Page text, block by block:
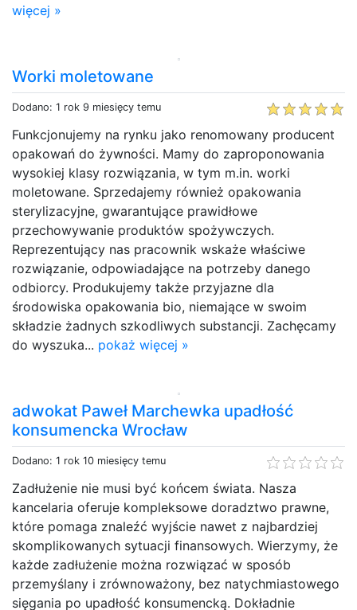
więcej »
Worki moletowane
Dodano: 1 rok 9 miesięcy temu
Funkcjonujemy na rynku jako renomowany producent
opakowań do żywności. Mamy do zaproponowania
wysokiej klasy rozwiązania, w tym m.in. worki
moletowane. Sprzedajemy również opakowania
sterylizacyjne, gwarantujące prawidłowe
przechowywanie produktów spożywczych.
Reprezentujący nas pracownik wskaże właściwe
rozwiązanie, odpowiadające na potrzeby danego
odbiorcy. Produkujemy także przyjazne dla
środowiska opakowania bio, niemające w swoim
składzie żadnych szkodliwych substancji. Zachęcamy
do wyszuka... pokaż więcej »
adwokat Paweł Marchewka upadłość
konsumencka Wrocław
Dodano: 1 rok 10 miesięcy temu
Zadłużenie nie musi być końcem świata. Nasza
kancelaria oferuje kompleksowe doradztwo prawne,
które pomaga znaleźć wyjście nawet z najbardziej
skomplikowanych sytuacji finansowych. Wierzymy, że
każde zadłużenie można rozwiązać w sposób
przemyślany i zrównoważony, bez natychmiastowego
sięgania po upadłość konsumencką. Dokładnie